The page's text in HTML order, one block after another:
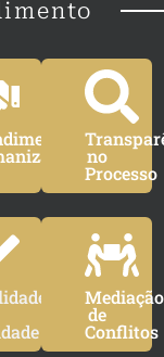
no
Processo
Mediação
de
Conflitos